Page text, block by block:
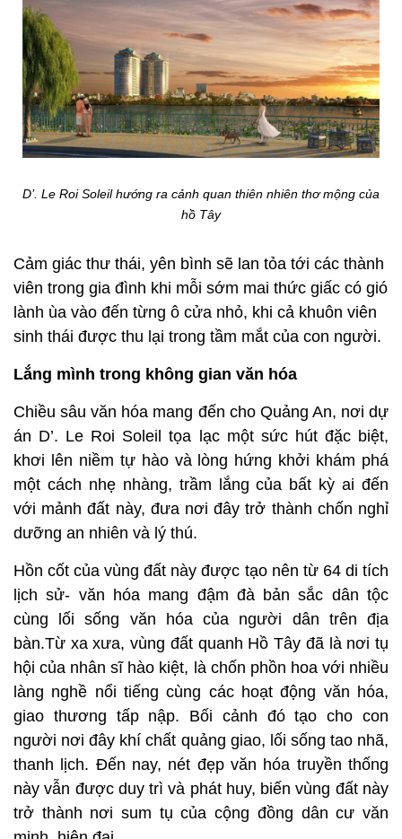
D’. Le Roi Soleil hướng ra cảnh quan thiên nhiên thơ mộng của
hồ Tây
Cảm giác thư thái, yên bình sẽ lan tỏa tới các thành
viên trong gia đình khi mỗi sớm mai thức giấc có gió
lành ùa vào đến từng ô cửa nhỏ, khi cả khuôn viên
sinh thái được thu lại trong tầm mắt của con người.
Lắng mình trong không gian văn hóa
Chiều sâu văn hóa mang đến cho Quảng An, nơi dự
án D’. Le Roi Soleil tọa lạc một sức hút đặc biệt,
khơi lên niềm tự hào và lòng hứng khởi khám phá
một cách nhẹ nhàng, trầm lắng của bất kỳ ai đến
với mảnh đất này, đưa nơi đây trở thành chốn nghỉ
dưỡng an nhiên và lý thú.
Hồn cốt của vùng đất này được tạo nên từ 64 di tích
lịch sử- văn hóa mang đậm đà bản sắc dân tộc
cùng lối sống văn hóa của người dân trên địa
bàn.Từ xa xưa, vùng đất quanh Hồ Tây đã là nơi tụ
hội của nhân sĩ hào kiệt, là chốn phồn hoa với nhiều
làng nghề nổi tiếng cùng các hoạt động văn hóa,
giao thương tấp nập. Bối cảnh đó tạo cho con
người nơi đây khí chất quảng giao, lối sống tao nhã,
thanh lịch. Đến nay, nét đẹp văn hóa truyền thống
này vẫn được duy trì và phát huy, biến vùng đất này
trở thành nơi sum tụ của cộng đồng dân cư văn